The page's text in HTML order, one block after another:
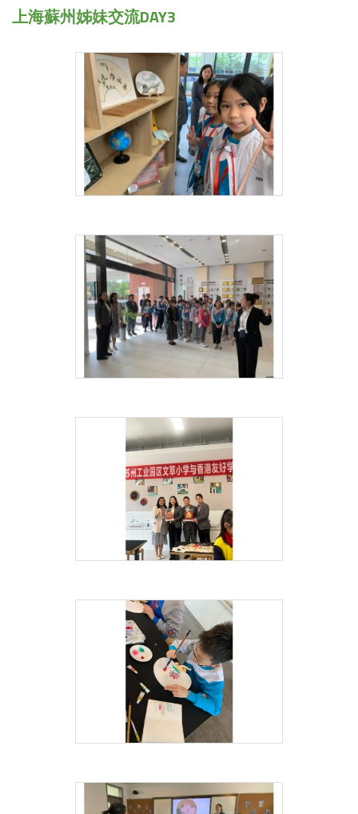
上海蘇州姊妹交流DAY3